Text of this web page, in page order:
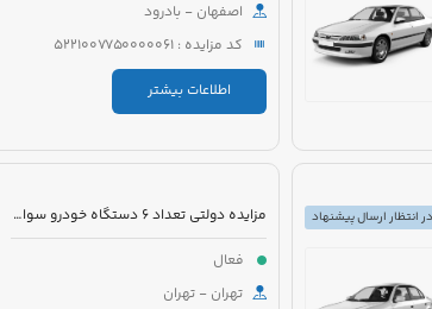
اصفهان - بادرود
کد مزایده : 5221007750000061
اطلاعات بیشتر
در انتظار ارسال پیشنهاد
مزایده دولتی تعداد 6 دستگاه خودرو سواری تویوتا کرولا PIONEER هیبرید 1800cc مدل 2023
فعال
تهران - تهران